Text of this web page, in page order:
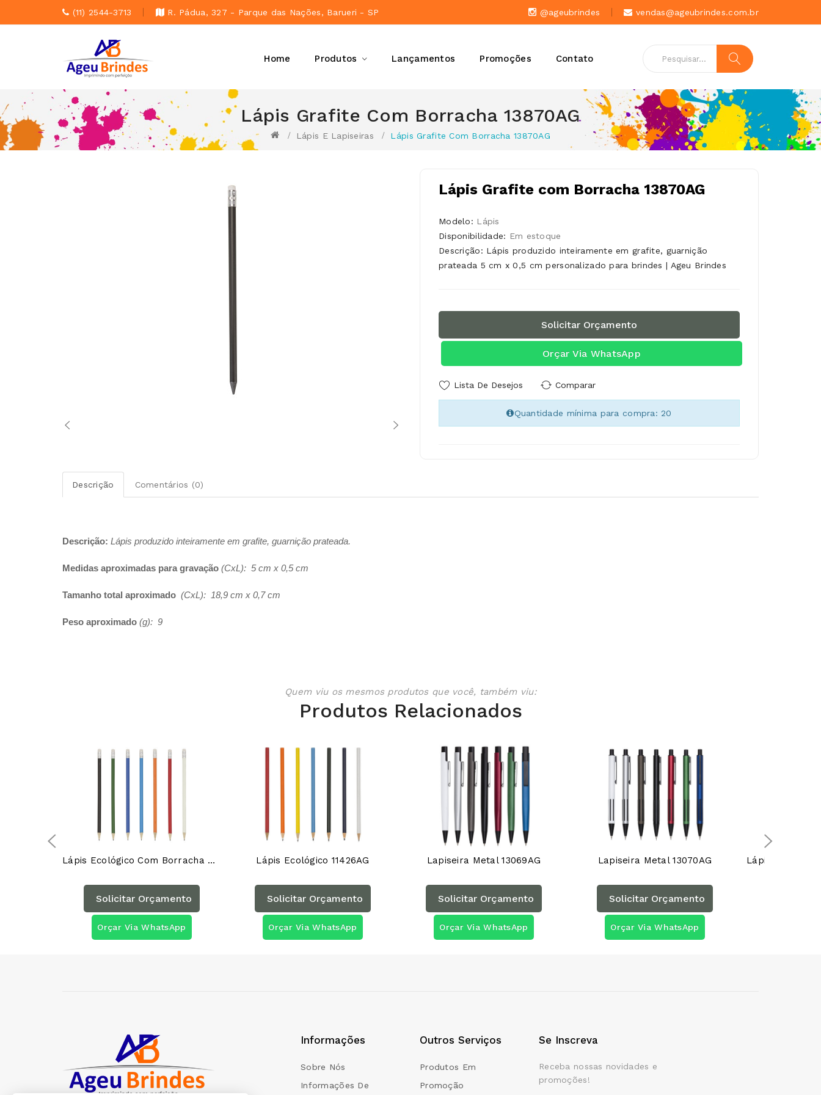
(11) 2544-3713 R. Pádua, 327 - Parque das Nações, Barueri - SP @ageubrindes vendas@ageubrindes.com.br
Home Produtos Lançamentos Promoções Contato
Lápis Grafite Com Borracha 13870AG
Lápis E Lapiseiras Lápis Grafite Com Borracha 13870AG
Lápis Grafite com Borracha 13870AG
Modelo: Lápis
Disponibilidade: Em estoque
Descrição: Lápis produzido inteiramente em grafite, guarnição
prateada 5 cm x 0,5 cm personalizado para brindes | Ageu Brindes
Solicitar Orçamento
Orçar Via WhatsApp
Lista De Desejos Comparar
Quantidade mínima para compra: 20
Descrição Comentários (0)
Descrição: Lápis produzido inteiramente em grafite, guarnição prateada.
Medidas aproximadas para gravação (CxL): 5 cm x 0,5 cm
Tamanho total aproximado (CxL): 18,9 cm x 0,7 cm
Peso aproximado (g): 9
Quem viu os mesmos produtos que você, também viu:
Produtos Relacionados
Lápis Ecológico Com Borracha P@00000AG
Solicitar Orçamento
Orçar Via WhatsApp
Lápis Ecológico 11426AG
Solicitar Orçamento
Orçar Via WhatsApp
Lapiseira Metal 13069AG
Solicitar Orçamento
Orçar Via WhatsApp
Lapiseira Metal 13070AG
Solicitar Orçamento
Orçar Via WhatsApp
Informações
Sobre Nós
Informações De
Outros Serviços
Produtos Em
Promoção
Se Inscreva
Receba nossas novidades e
promoções!